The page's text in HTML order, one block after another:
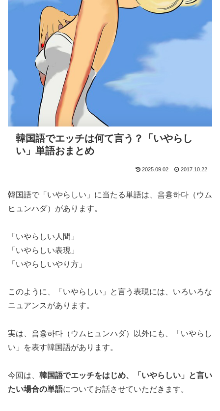
韓国語でエッチは何て言う？「いやらし
い」単語おまとめ
2025.09.02 2017.10.22
韓国語で「いやらしい」に当たる単語は、 음흉하다（ウム
ヒュンハダ） があります。
「いやらしい人間」
「いやらしい表現」
「いやらしいやり方」
このように、「いやらしい」と言う表現には、いろいろな
ニュアンスがあります。
実は、음흉하다（ウムヒュンハダ）以外にも、「いやらし
い」を表す韓国語があります。
今回は、 韓国語でエッチをはじめ、「いやらしい」と言い
たい場合の単語についてお話させていただきます。